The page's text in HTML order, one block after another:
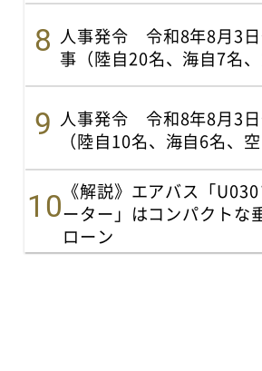
人事発令 令和8年8月3日
事（陸自20名、海自7名、
人事発令 令和8年8月3
（陸自10名、海自6名、空
《解説》エアバス「
ーター」はコンパクトな
ローン